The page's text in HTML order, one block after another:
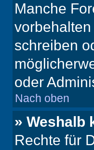
Manche
schreiben
oder
Nach oben
» Weshalb
Rechte für